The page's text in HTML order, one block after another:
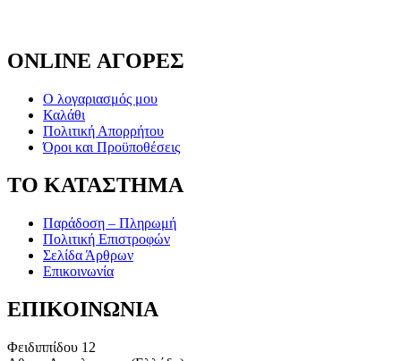
ONLINE ΑΓΟΡΕΣ
Ο λογαριασμός μου
Καλάθι
Πολιτική Απορρήτου
Όροι και Προϋποθέσεις
ΤΟ ΚΑΤΑΣΤΗΜΑ
Παράδοση – Πληρωμή
Πολιτική Επιστροφών
Σελίδα Άρθρων
Επικοινωνία
ΕΠΙΚΟΙΝΩΝΙΑ
Φειδιππίδου 12